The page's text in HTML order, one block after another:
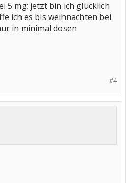
5 mg; jetzt bin ich glücklich
ich es bis weihnachten bei
in minimal dosen
#4